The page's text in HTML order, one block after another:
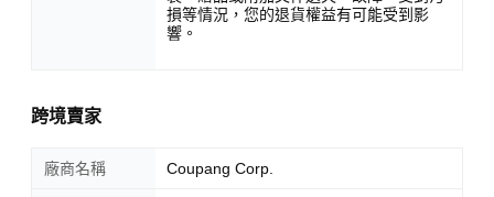
損等情況，您的退貨權益有可能受到影
響。
跨境賣家
廠商名稱 Coupang Corp.